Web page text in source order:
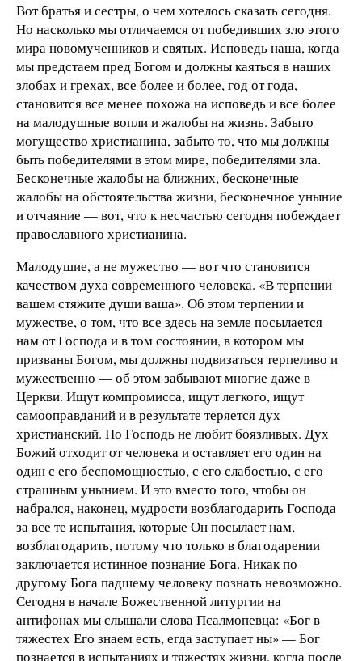
Вот братья и сестры, о чем хотелось сказать сегодня.
Но насколько мы отличаемся от победивших зло этого
мира новомученников и святых. Исповедь наша, когда
мы предстаем пред Богом и должны каяться в наших
злобах и грехах, все более и более, год от года,
становится все менее похожа на исповедь и все более
на малодушные вопли и жалобы на жизнь. Забыто
могущество христианина, забыто то, что мы должны
быть победителями в этом мире, победителями зла.
Бесконечные жалобы на ближних, бесконечные
жалобы на обстоятельства жизни, бесконечное уныние
и отчаяние — вот, что к несчастью сегодня побеждает
православного христианина.
Малодушие, а не мужество — вот что становится
качеством духа современного человека. «В терпении
вашем стяжите души ваша». Об этом терпении и
мужестве, о том, что все здесь на земле посылается
нам от Господа и в том состоянии, в котором мы
призваны Богом, мы должны подвизаться терпеливо и
мужественно — об этом забывают многие даже в
Церкви. Ищут компромисса, ищут легкого, ищут
самооправданий и в результате теряется дух
христианский. Но Господь не любит боязливых. Дух
Божий отходит от человека и оставляет его один на
один с его беспомощностью, с его слабостью, с его
страшным унынием. И это вместо того, чтобы он
набрался, наконец, мудрости возблагодарить Господа
за все те испытания, которые Он посылает нам,
возблагодарить, потому что только в благодарении
заключается истинное познание Бога. Никак по-
другому Бога падшему человеку познать невозможно.
Сегодня в начале Божественной литургии на
антифонах мы слышали слова Псалмопевца: «Бог в
тяжестех Его знаем есть, егда заступает ны» — Бог
познается в испытаниях и тяжестях жизни, когда после